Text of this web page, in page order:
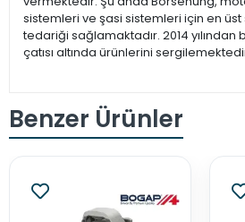
sistemleri ve şasi sistemleri için en
tedariği sağlamaktadır. 2014 yılından
çatısı altında ürünlerini
Benzer Ürünler